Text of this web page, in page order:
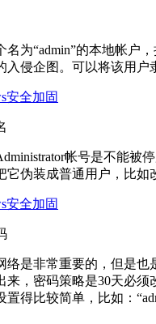
名为“admin”的本地帐户
入侵企图。可以将该用户
帐号是不能
它伪装成普通用户，比如
络是非常重要的，但是
来，密码策略是30天必须
置得比较简单，比如：